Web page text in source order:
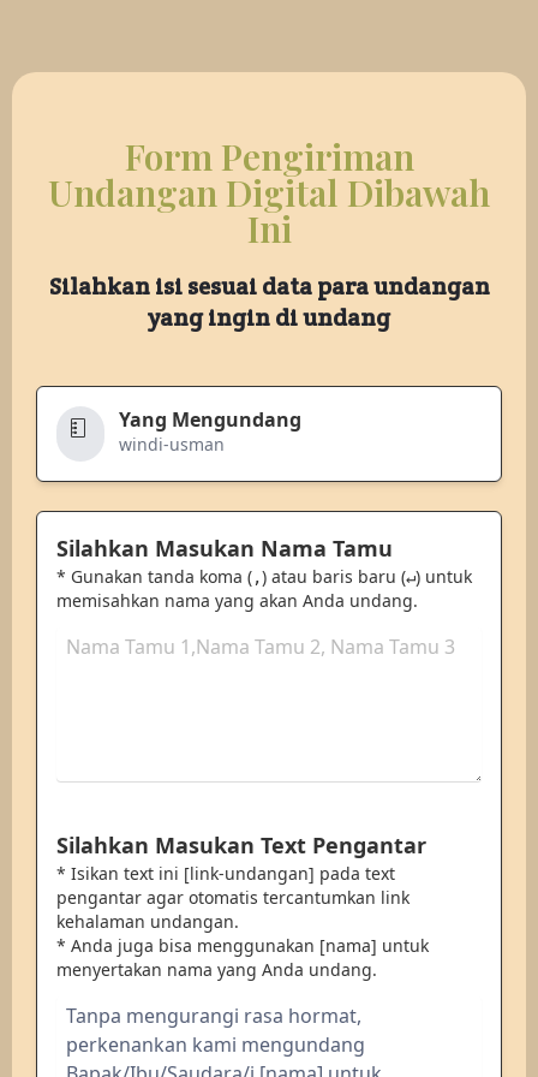
Form Pengiriman
Undangan Digital Dibawah
Ini
Silahkan isi sesuai data para undangan
yang ingin di undang
Yang Mengundang
windi-usman
Silahkan Masukan Nama Tamu
* Gunakan tanda koma (,) atau baris baru (↵) untuk
memisahkan nama yang akan Anda undang.
Silahkan Masukan Text Pengantar
* Isikan text ini [link-undangan] pada text
pengantar agar otomatis tercantumkan link
kehalaman undangan.
* Anda juga bisa menggunakan [nama] untuk
menyertakan nama yang Anda undang.